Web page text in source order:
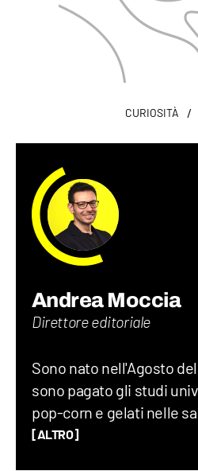
CURIOSITÀ /
Andrea Moccia
Direttore editoriale
Sono nato nell'Agosto del
sono pagato gli studi
pop-corn e gelati nelle
lavorato per dieci anni in
[ALTRO]